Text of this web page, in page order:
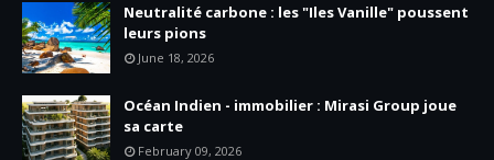
Neutralité carbone : les "Iles Vanille" poussent
leurs pions
June 18, 2026
Océan Indien - immobilier : Mirasi Group joue
sa carte
February 09, 2026